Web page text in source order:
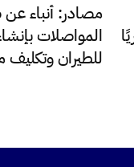
مصادر: أنباء
المواصلات
للطيران وتكليف